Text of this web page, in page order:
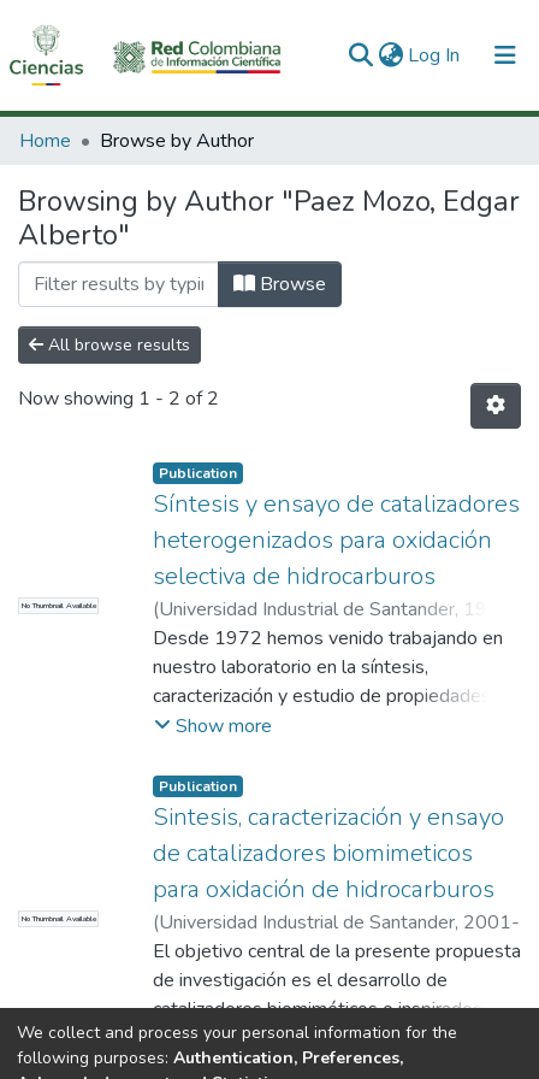
Log In (current)
Communities & Collections
All of DSpace
Home Browse by Author
Browsing by Author "Paez Mozo, Edgar
Alberto"
Browse
All browse results
Now showing 1 - 2 of 2
No Thumbnail Available
Publication
Síntesis y ensayo de catalizadores
heterogenizados para oxidación
selectiva de hidrocarburos
(Universidad Industrial de Santander, 1995-
11-10 )Paez Mozo, Edgar Alberto;
Gabriunas, Nijole;Arias, Gerardo;
Mario;Medina, Juan Carlos;Cárdenas,
Nicanor;Pradilla, Jaime
Desde 1972 hemos venido trabajando en
nuestro laboratorio en la síntesis,
caracterización y estudio de propiedades de
compuestos de coordinación, especialmente
transición. Con el patrocinio de
COLCIENCIAS hemos realizado varios
estudios que han permitido determinar las
constantes de
protonación y de metalización de algunos
macrociclos, así como algunas propiedades
magnetoquímicas. También se logró la
síntesis de varias resinas quelantes para
adsorción de metales en solución.
Show more
No Thumbnail Available
Publication
Sintesis, caracterización y ensayo
de catalizadores biomimeticos
para oxidación de hidrocarburos
(Universidad Industrial de Santander, 2001-
08-31)Paez Mozo, Edgar Alberto
El objetivo central de la presente propuesta
de investigación es el desarrollo de
catalizadores biomiméticos o inspirados en
los sistemas biológicos, para ser
empleados en la oxidación selectiva de
Show more
We collect and process your personal information for the
following purposes: Authentication, Preferences,